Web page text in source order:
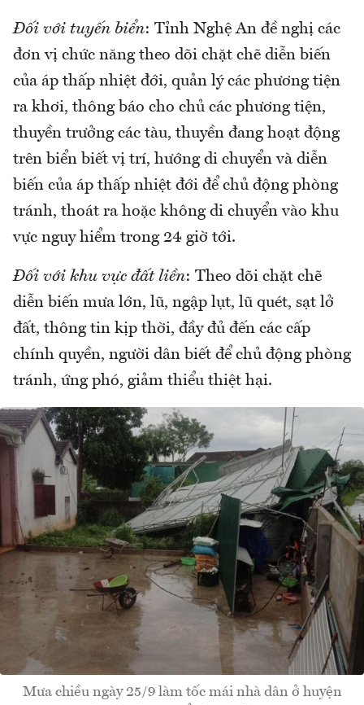
Đối với tuyến biển: Tỉnh Nghệ An đề nghị các
đơn vị chức năng theo dõi chặt chẽ diễn biến
của áp thấp nhiệt đới, quản lý các phương tiện
ra khơi, thông báo cho chủ các phương tiện,
thuyền trưởng các tàu, thuyền đang hoạt động
trên biển biết vị trí, hướng di chuyển và diễn
biến của áp thấp nhiệt đới để chủ động phòng
tránh, thoát ra hoặc không di chuyển vào khu
vực nguy hiểm trong 24 giờ tới.
Đối với khu vực đất liền: Theo dõi chặt chẽ
diễn biến mưa lớn, lũ, ngập lụt, lũ quét, sạt lở
đất, thông tin kịp thời, đầy đủ đến các cấp
chính quyền, người dân biết để chủ động phòng
tránh, ứng phó, giảm thiểu thiệt hại.
Mưa chiều ngày 25/9 làm tốc mái nhà dân ở huyện